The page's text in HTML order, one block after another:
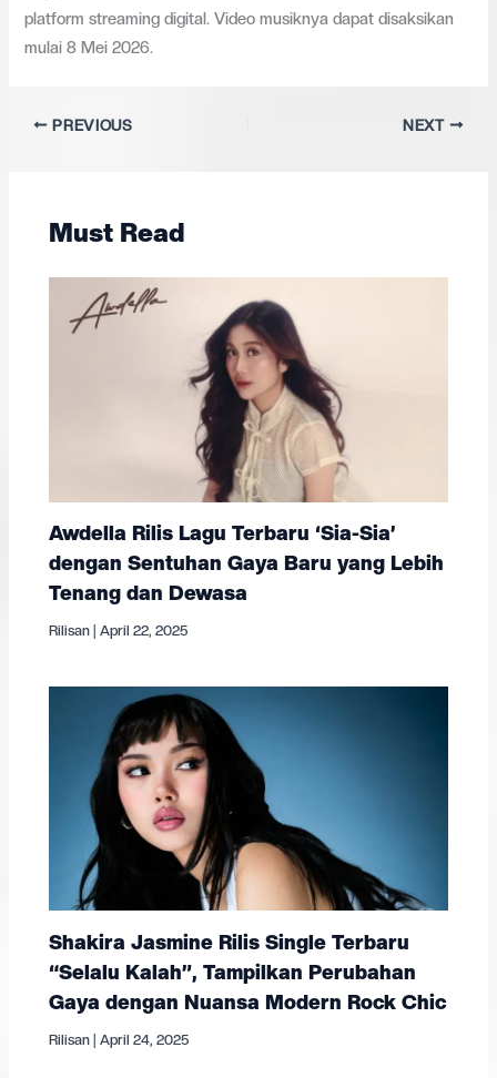
platform streaming digital. Video musiknya dapat disaksikan
mulai 8 Mei 2026.
PREVIOUS NEXT
Must Read
Awdella Rilis Lagu Terbaru ‘Sia-Sia’
dengan Sentuhan Gaya Baru yang Lebih
Tenang dan Dewasa
Rilisan |April 22, 2025
Shakira Jasmine Rilis Single Terbaru
“Selalu Kalah”, Tampilkan Perubahan
Gaya dengan Nuansa Modern Rock Chic
Rilisan |April 24, 2025